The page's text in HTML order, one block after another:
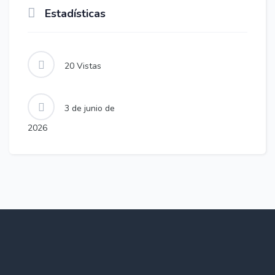
Estadísticas
20 Vistas
3 de junio de
2026